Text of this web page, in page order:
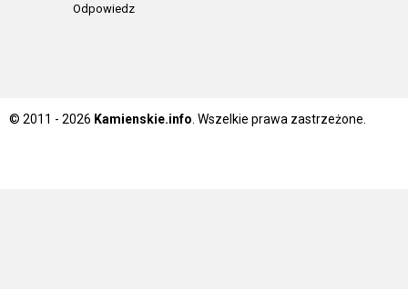
Odpowiedz
© 2011 - 2026 Kamienskie.info . Wszelkie prawa zastrzeżone.